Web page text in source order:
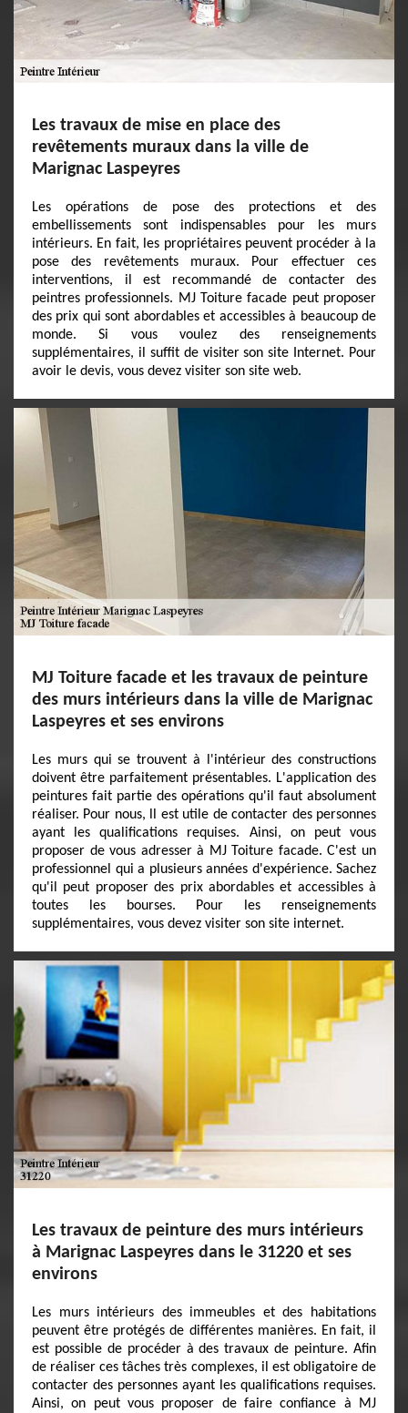
Les travaux de mise en place des
revêtements muraux dans la ville de
Marignac Laspeyres
Les opérations de pose des protections et des
embellissements sont indispensables pour les murs
intérieurs. En fait, les propriétaires peuvent procéder à la
pose des revêtements muraux. Pour effectuer ces
interventions, il est recommandé de contacter des
peintres professionnels. MJ Toiture facade peut proposer
des prix qui sont abordables et accessibles à beaucoup de
monde. Si vous voulez des renseignements
supplémentaires, il suffit de visiter son site Internet. Pour
avoir le devis, vous devez visiter son site web.
MJ Toiture facade et les travaux de peinture
des murs intérieurs dans la ville de Marignac
Laspeyres et ses environs
Les murs qui se trouvent à l'intérieur des constructions
doivent être parfaitement présentables. L'application des
peintures fait partie des opérations qu'il faut absolument
réaliser. Pour nous, ll est utile de contacter des personnes
ayant les qualifications requises. Ainsi, on peut vous
proposer de vous adresser à MJ Toiture facade. C'est un
professionnel qui a plusieurs années d'expérience. Sachez
qu'il peut proposer des prix abordables et accessibles à
toutes les bourses. Pour les renseignements
supplémentaires, vous devez visiter son site internet.
Les travaux de peinture des murs intérieurs
à Marignac Laspeyres dans le 31220 et ses
environs
Les murs intérieurs des immeubles et des habitations
peuvent être protégés de différentes manières. En fait, il
est possible de procéder à des travaux de peinture. Afin
de réaliser ces tâches très complexes, il est obligatoire de
contacter des personnes ayant les qualifications requises.
Ainsi, on peut vous proposer de faire confiance à MJ